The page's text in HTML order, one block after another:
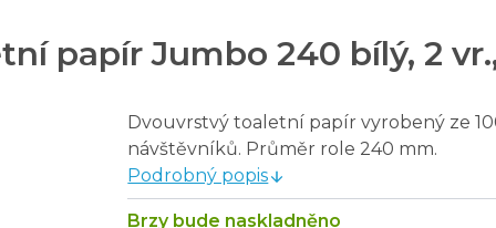
návin 180 m - 6 ks
návin 175 m - 6 ks
návin 180 m - 6 ks
recykl, návin 180 m - 6 ks
papír Jumbo 240 bílý, 2
Dvouvrstvý toaletní papír vyrobený ze
návštěvníků. Průměr role 240 mm.
Podrobný popis
Brzy bude naskladněno